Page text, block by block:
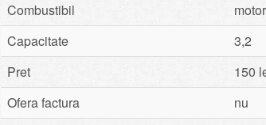
Combustibil
Capacitate
3,2
Pret
150
Ofera factura
nu